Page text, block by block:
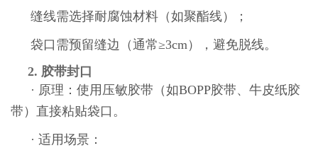
缝线需选择耐腐蚀材料（如聚酯线）；
袋口需预留缝边（通常≥3cm），避免脱线。
2. 胶带封口
· 原理：使用压敏胶带（如BOPP胶带、牛皮纸胶
带）直接粘贴袋口。
· 适用场景：